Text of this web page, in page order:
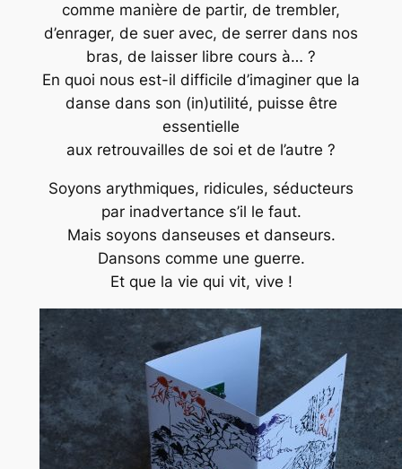
comme manière de partir, de trembler,
d’enrager, de suer avec, de serrer dans nos
bras, de laisser libre cours à… ?
En quoi nous est-il difficile d’imaginer que la
danse dans son (in)utilité, puisse être
essentielle
aux retrouvailles de soi et de l’autre ?
Soyons arythmiques, ridicules, séducteurs
par inadvertance s’il le faut.
Mais soyons danseuses et danseurs.
Dansons comme une guerre.
Et que la vie qui vit, vive !